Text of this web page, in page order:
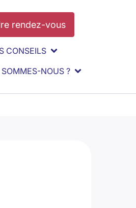
rendez-vous
CONSEILS
SOMMES-NOUS ?